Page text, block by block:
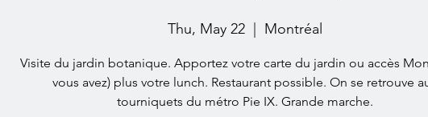
Thu, May 22 Montréal
Visite du jardin botanique. Apportez votre carte du jardin ou accès
vous avez) plus votre lunch. Restaurant possible. On se retrouve
tourniquets du métro Pie IX. Grande marche.